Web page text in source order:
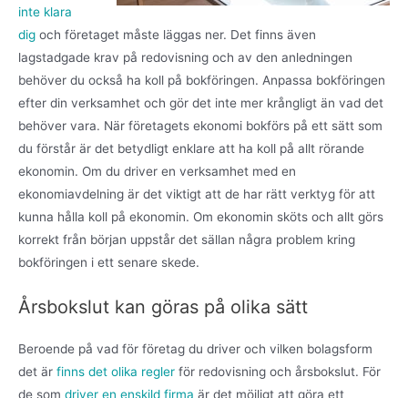
inte klara
dig och företaget måste läggas ner. Det finns även
lagstadgade krav på redovisning och av den anledningen
behöver du också ha koll på bokföringen. Anpassa bokföringen
efter din verksamhet och gör det inte mer krångligt än vad det
behöver vara. När företagets ekonomi bokförs på ett sätt som
du förstår är det betydligt enklare att ha koll på allt rörande
ekonomin. Om du driver en verksamhet med en
ekonomiavdelning är det viktigt att de har rätt verktyg för att
kunna hålla koll på ekonomin. Om ekonomin sköts och allt görs
korrekt från början uppstår det sällan några problem kring
bokföringen i ett senare skede.
Årsbokslut kan göras på olika sätt
Beroende på vad för företag du driver och vilken bolagsform
det är finns det olika regler för redovisning och årsbokslut. För
de som driver en enskild firma är det möjligt att göra ett